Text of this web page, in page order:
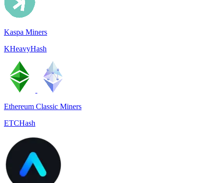
Kaspa Miners
KHeavyHash
Ethereum Classic Miners
ETCHash